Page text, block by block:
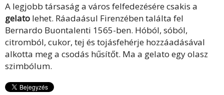
A legjobb társaság a város felfedezésére csakis a
gelato lehet. Ráadaásul Firenzében találta fel
Bernardo Buontalenti 1565-ben. Hóból, sóból,
citromból, cukor, tej és tojásfehérje hozzáadásával
alkotta meg a csodás hűsítőt. Ma a gelato egy olasz
szimbólum.